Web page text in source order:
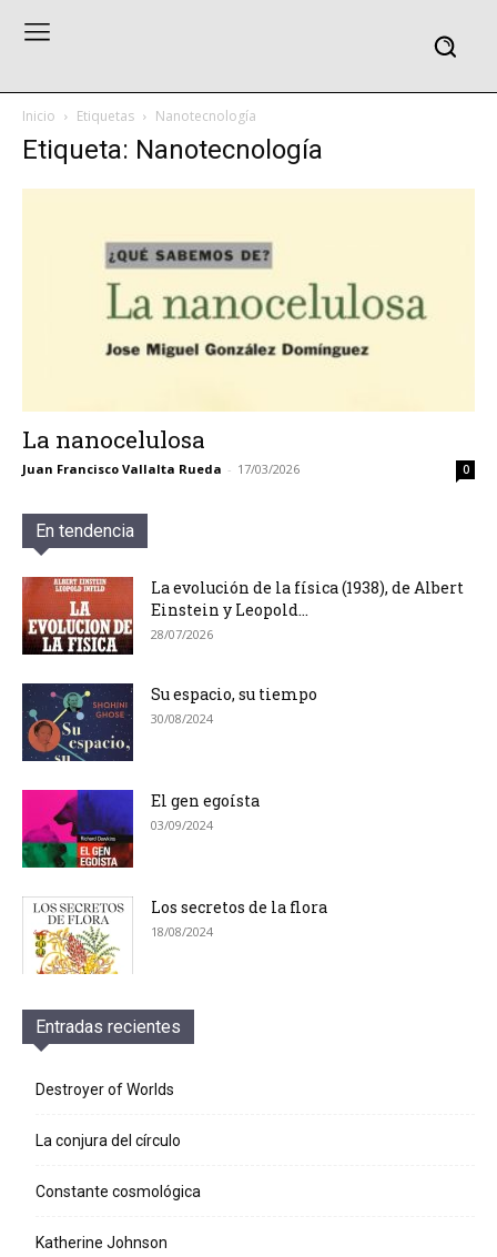
Inicio Etiquetas Nanotecnología
Etiqueta: Nanotecnología
La nanocelulosa
Juan Francisco Vallalta Rueda - 17/03/2026 0
En tendencia
La evolución de la física (1938), de Albert
Einstein y Leopold...
28/07/2026
Su espacio, su tiempo
30/08/2024
El gen egoísta
03/09/2024
Los secretos de la flora
18/08/2024
Entradas recientes
Destroyer of Worlds
La conjura del círculo
Constante cosmológica
Katherine Johnson